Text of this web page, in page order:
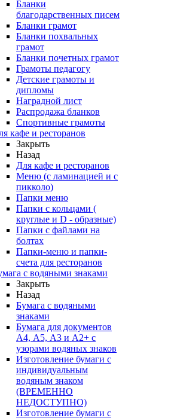
Бланки
благодарственных писем
Бланки грамот
Бланки похвальных
грамот
Бланки почетных грамот
Грамоты педагогу
Детские грамоты и
дипломы
Наградной лист
Распродажа бланков
Спортивные грамоты
кафе и ресторанов
Закрыть
Назад
Для кафе и ресторанов
Меню (с ламинацией и с
пикколо)
Папки меню
Папки с кольцами (
круглые и D - образные)
Папки с файлами на
болтах
Папки-меню и папки-
счета для ресторанов
с водяными знаками
Закрыть
Назад
Бумага с водяными
знаками
Бумага для документов
А4, А5, А3 и А2+ с
узорами водяных знаков
Изготовление бумаги с
индивидуальным
водяным знаком
(ВРЕМЕННО
НЕДОСТУПНО)
Изготовление бумаги с